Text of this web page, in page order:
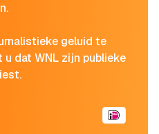
geluid te
dat WNL zijn publieke